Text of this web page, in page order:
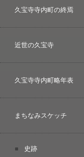
久宝寺寺内町の終焉
近世の久宝寺
久宝寺寺内町略年表
まちなみスケッチ
史跡